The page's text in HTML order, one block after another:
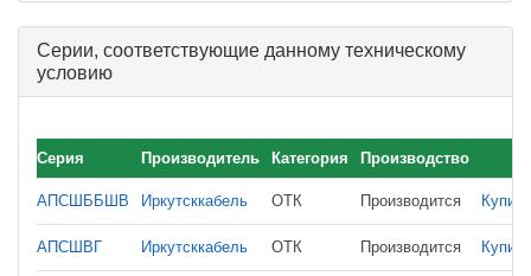
Серии, соответствующие данному техническому
условию
Серия Производитель Категория Производство
АПСШББШВ Иркутсккабель ОТК Производится Купить
АПСШВГ Иркутсккабель ОТК Производится Купить